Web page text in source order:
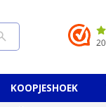
Search
KOOPJESHOEK